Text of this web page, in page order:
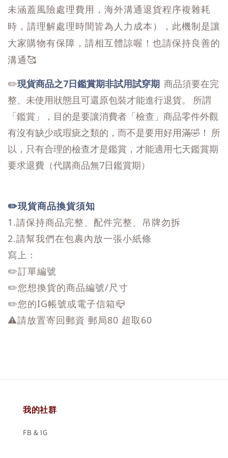
未涵蓋風險處理費用，海外溝通退貨程序複雜耗
時，請理解處理時間皆為人力成本）
，此機制是讓
大家購物有保障，請相互體諒喔！也請保持良善的
溝通🥰
✏️現貨商品之7日鑑賞期非試用試穿期 商品須要在完
整、未使用狀態且可還原包裝才能進行退貨。 所謂
「鑑賞」，目的是要讓消費者「檢查」商品零件外觀
有沒有缺少或瑕疵之類的，而不是要用好用滿🤣！ 所
以，只有合理的檢查才是鑑賞，才能適用七天鑑賞期
要求退費（代購商品無7日鑑賞期）
✏️現貨商品換貨須知
1.請保持商品完整、配件完整、吊牌勿拆
2.請幫我們在包裹內放一張小紙條
寫上：
✏️訂單編號
✏️您想換貨的商品編號/尺寸
✏️您的IG帳號或電子信箱📪
⚠️請放置寄回郵資 郵局80 超取60
我的社群
FB & IG